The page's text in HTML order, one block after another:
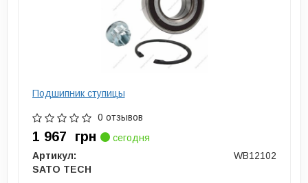
Подшипник ступицы
0 отзывов
1 967 грн
сегодня
Артикул:
WB12102
SATO TECH